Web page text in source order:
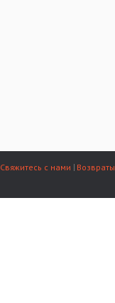
Свяжитесь с нами Возвраты